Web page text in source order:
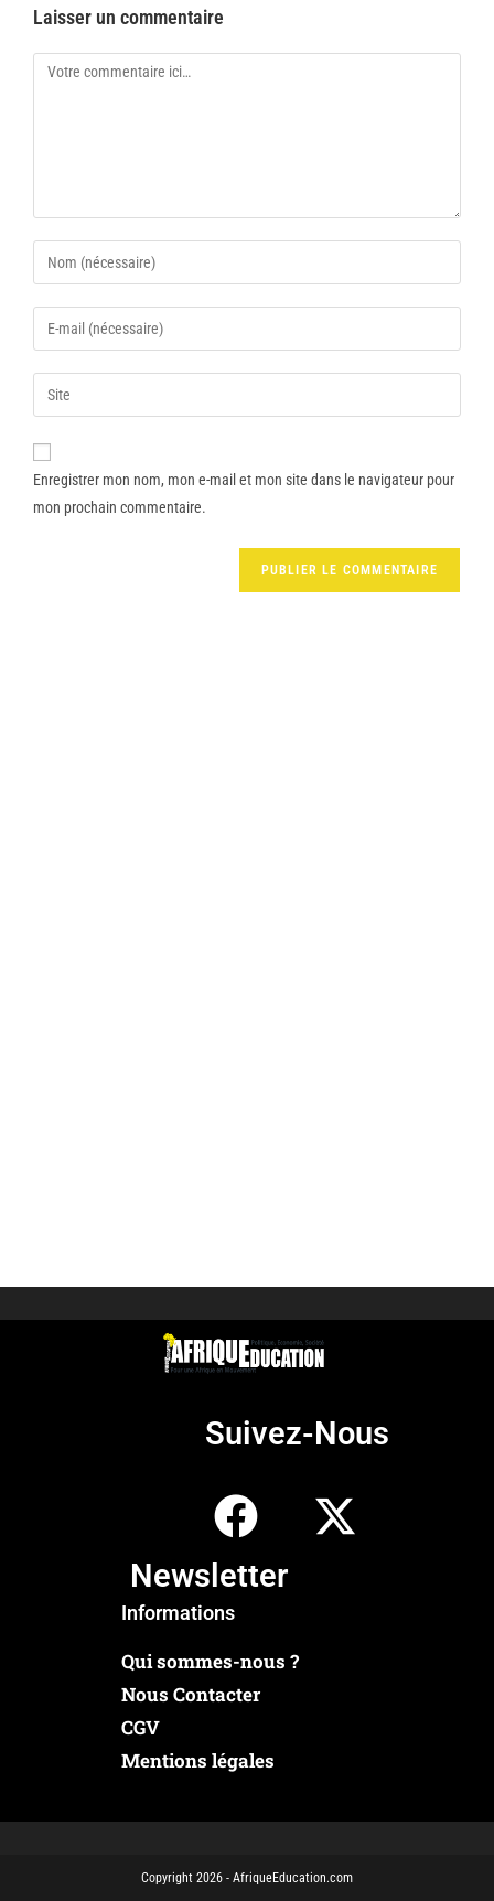
Laisser un commentaire
Enregistrer mon nom, mon e-mail et mon site dans le navigateur pour
mon prochain commentaire.
Suivez-Nous
Newsletter
Informations
Qui sommes-nous ?
Nous Contacter
CGV
Mentions légales
Copyright 2026 - AfriqueEducation.com